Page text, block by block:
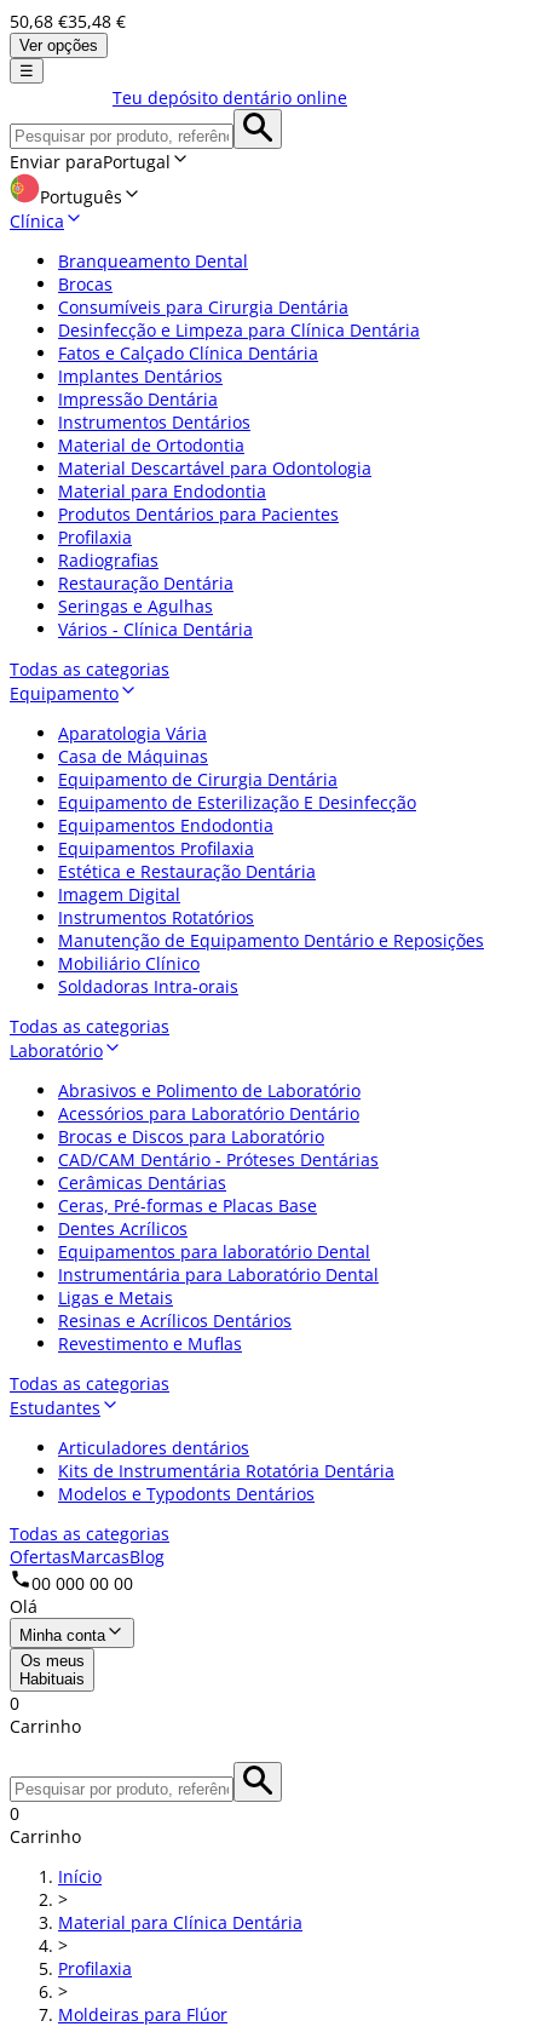
50,68 €35,48 €
Ver opções
☰
Teu depósito dentário online
Enviar paraPortugal
Português
Clínica
Branqueamento Dental
Brocas
Consumíveis para Cirurgia Dentária
Desinfecção e Limpeza para Clínica Dentária
Fatos e Calçado Clínica Dentária
Implantes Dentários
Impressão Dentária
Instrumentos Dentários
Material de Ortodontia
Material Descartável para Odontologia
Material para Endodontia
Produtos Dentários para Pacientes
Profilaxia
Radiografias
Restauração Dentária
Seringas e Agulhas
Vários - Clínica Dentária
Todas as categorias
Equipamento
Aparatologia Vária
Casa de Máquinas
Equipamento de Cirurgia Dentária
Equipamento de Esterilização E Desinfecção
Equipamentos Endodontia
Equipamentos Profilaxia
Estética e Restauração Dentária
Imagem Digital
Instrumentos Rotatórios
Manutenção de Equipamento Dentário e Reposições
Mobiliário Clínico
Soldadoras Intra-orais
Todas as categorias
Laboratório
Abrasivos e Polimento de Laboratório
Acessórios para Laboratório Dentário
Brocas e Discos para Laboratório
CAD/CAM Dentário - Próteses Dentárias
Cerâmicas Dentárias
Ceras, Pré-formas e Placas Base
Dentes Acrílicos
Equipamentos para laboratório Dental
Instrumentária para Laboratório Dental
Ligas e Metais
Resinas e Acrílicos Dentários
Revestimento e Muflas
Todas as categorias
Estudantes
Articuladores dentários
Kits de Instrumentária Rotatória Dentária
Modelos e Typodonts Dentários
Todas as categorias
OfertasMarcasBlog
00 000 00 00
Olá
Minha conta
Os meus
Habituais
0
Carrinho
0
Carrinho
Início
>
Material para Clínica Dentária
>
Profilaxia
>
Moldeiras para Flúor